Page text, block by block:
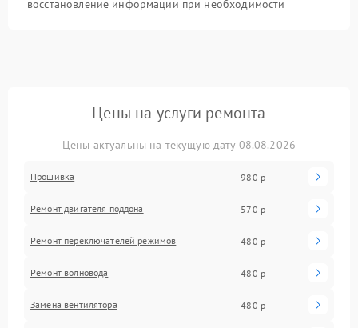
восстановление информации при необходимости
Цены на услуги ремонта
Цены актуальны на текущую дату 08.08.2026
Прошивка 980 р
Ремонт двигателя поддона 570 р
Ремонт переключателей режимов 480 р
Ремонт волновода 480 р
Замена вентилятора 480 р